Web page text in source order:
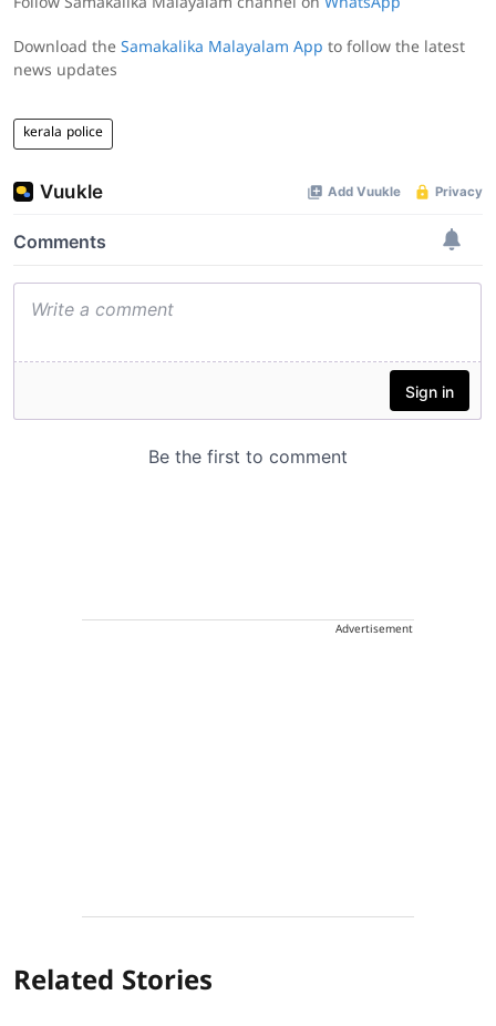
Follow Samakalika Malayalam channel on WhatsApp
Download the Samakalika Malayalam App to follow the latest
news updates
kerala police
Advertisement
Related Stories